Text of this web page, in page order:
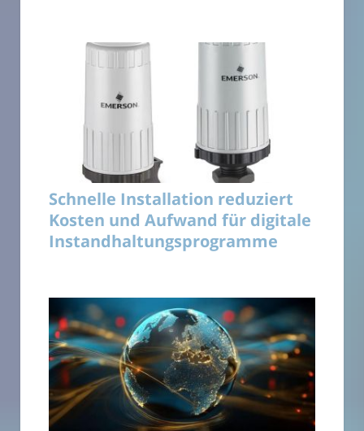
Schnelle Installation reduziert
Kosten und Aufwand für digitale
Instandhaltungsprogramme